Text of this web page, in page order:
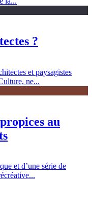
?
et paysagistes
ne...
au
et d’une série de